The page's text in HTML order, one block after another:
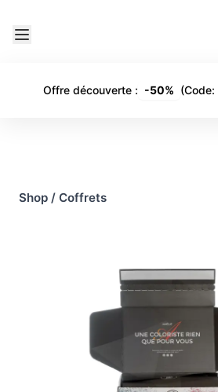
Offre découverte: -50% (Code:
Shop / Coffrets